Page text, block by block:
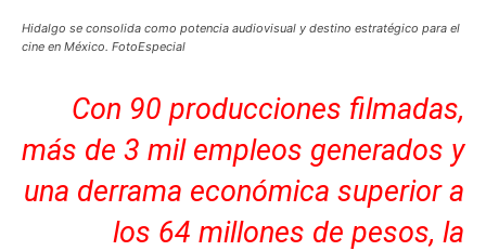
Hidalgo se consolida como potencia audiovisual y destino estratégico para el
cine en México. FotoEspecial
Con 90 producciones filmadas,
más de 3 mil empleos generados y
una derrama económica superior a
los 64 millones de pesos, la